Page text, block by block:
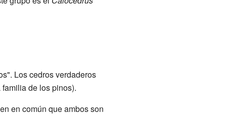
Los cedros verdaderos
de los pinos).
en común que ambos son